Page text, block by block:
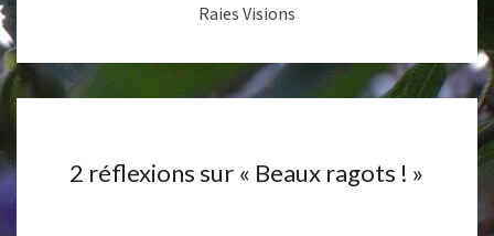
Raies Visions
2 réflexions sur « Beaux ragots ! »